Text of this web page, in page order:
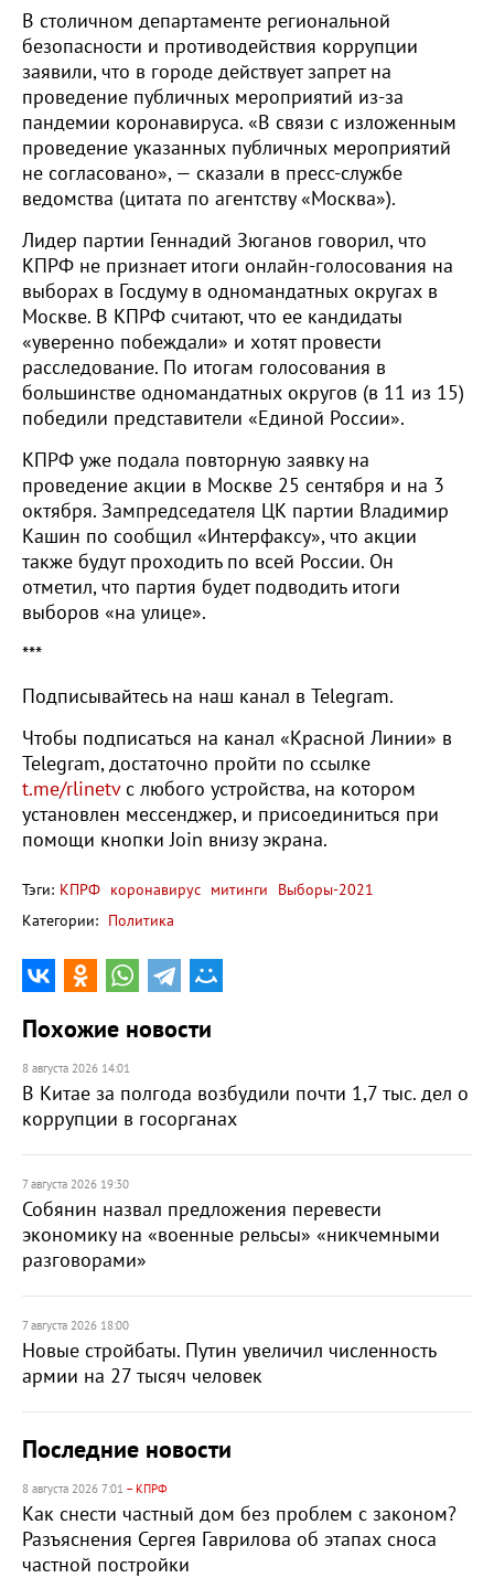
В столичном департаменте региональной
безопасности и противодействия коррупции
заявили, что в городе действует запрет на
проведение публичных мероприятий из-за
пандемии коронавируса. «В связи с изложенным
проведение указанных публичных мероприятий
не согласовано», — сказали в пресс-службе
ведомства (цитата по агентству «Москва»).
Лидер партии Геннадий Зюганов говорил, что
КПРФ не признает итоги онлайн-голосования на
выборах в Госдуму в одномандатных округах в
Москве. В КПРФ считают, что ее кандидаты
«уверенно побеждали» и хотят провести
расследование. По итогам голосования в
большинстве одномандатных округов (в 11 из 15)
победили представители «Единой России».
КПРФ уже подала повторную заявку на
проведение акции в Москве 25 сентября и на 3
октября. Зампредседателя ЦК партии Владимир
Кашин по сообщил «Интерфаксу», что акции
также будут проходить по всей России. Он
отметил, что партия будет подводить итоги
выборов «на улице».
***
Подписывайтесь на наш канал в Telegram.
Чтобы подписаться на канал «Красной Линии» в
Telegram, достаточно пройти по ссылке
t.me/rlinetvс любого устройства, на котором
установлен мессенджер, и присоединиться при
помощи кнопки Join внизу экрана.
Тэги: КПРФ коронавирус митинги
Выборы-2021
Категории: Политика
Похожие новости
8 августа 2026 14:01
В Китае за полгода возбудили почти 1,7 тыс. дел о
коррупции в госорганах
7 августа 2026 19:30
Собянин назвал предложения перевести
экономику на «военные рельсы» «никчемными
разговорами»
7 августа 2026 18:00
Новые стройбаты. Путин увеличил численность
армии на 27 тысяч человек
Последние новости
8 августа 2026 7:01 – КПРФ
Как снести частный дом без проблем с законом?
Разъяснения Сергея Гаврилова об этапах сноса
частной постройки